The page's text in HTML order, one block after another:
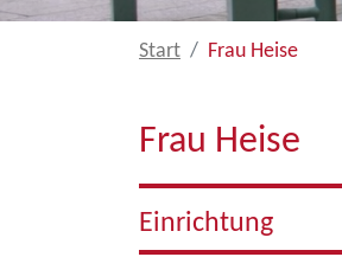
Start Frau Heise
Frau Heise
Einrichtung